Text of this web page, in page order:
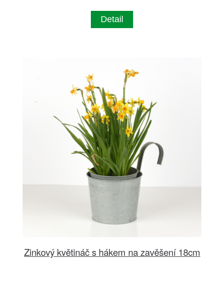
Detail
Zinkový květináč s hákem na zavěšení 18cm